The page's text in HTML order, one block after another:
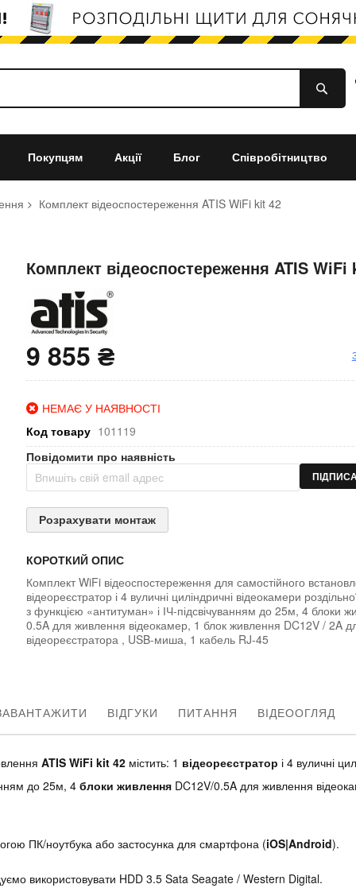
Покупцям Акції Блог Співробітництво
Комплект відеоспостереження ATIS WiFi kit 42
Комплект відеоспостереження ATIS WiFi
9 855 ₴
НЕМАЄ У НАЯВНОСТІ
Код товару 101119
Повідомити про наявність
Розрахувати монтаж
КОРОТКИЙ ОПИС
Комплект WiFi відеоспостереження для самостійного
відеореєстратор і 4 вуличні циліндричні відеокамери
з функцією «антитуман» і ІЧ-підсвічуванням до 25м, 4 блоки
0.5A для живлення відеокамер, 1 блок живлення DC12V / 2A
відеореєстратора , USB-миша, 1 кабель RJ-45
ВІДГУКИ ПИТАННЯ ВІДЕООГЛЯД
ATIS WiFi kit 42 містить: 1 відеореєстратор і 4 вуличні
до 25м, 4 блоки живлення DC12V/0.5A для живлення
ПК/ноутбука або застосунка для смартфона (iOS|Android).
використовувати HDD 3.5 Sata Seagate / Western Digital.